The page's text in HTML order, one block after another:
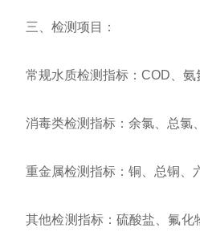
三、检测项目：
常规水质检测指标：COD、氨
消毒类检测指标：余氯、总氯
重金属检测指标：铜、总铜、六
其他检测指标：硫酸盐、氟化物